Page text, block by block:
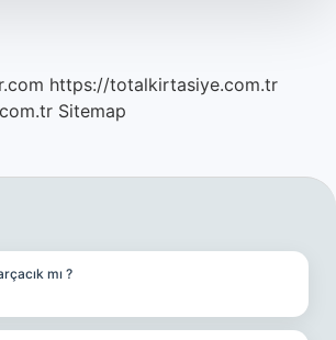
https://totalkirtasiye.com.tr
Sitemap
mı ?